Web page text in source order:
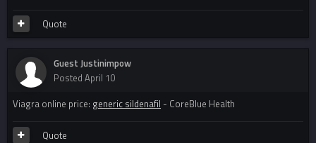
Quote
Guest Justinimpow
Posted April 10
Viagra online price: generic sildenafil - CoreBlue Health
Quote